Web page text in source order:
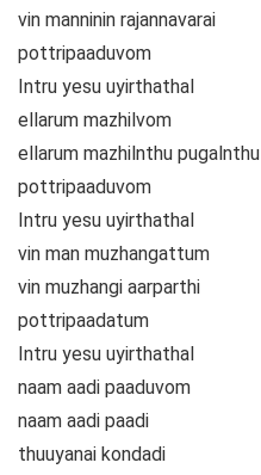
vin manninin rajannavarai
pottripaaduvom
Intru yesu uyirthathal
ellarum mazhilvom
ellarum mazhilnthu pugalnthu
pottripaaduvom
Intru yesu uyirthathal
vin man muzhangattum
vin muzhangi aarparthi
pottripaadatum
Intru yesu uyirthathal
naam aadi paaduvom
naam aadi paadi
thuuyanai kondadi